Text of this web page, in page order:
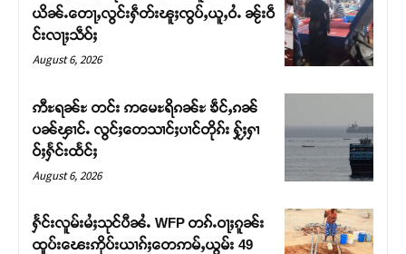
Support SHAN
ယိၼ်ႉတေႃႇလွင်းႁဵတ်းၽူႈၸွပ်ႇယူႇဝႆႉ ၼႂ်းဝဵ
င်းလႃႈသဵဝ်ႈ
August 6, 2026
ဢီႊရၼ်ႊ တင်း ဢမေႊရိၵၼ်ႊ ၶဵင်ႇၵၼ်
ပၼ်ၾၢင်ႉ လွင်ႈတေသၢင်ႈပၢင်တိုၵ်း ႁႂ်ႈႁၢ
ဝ်ႈႁႅင်းထႅင်ႈ
August 6, 2026
ႁႅင်းလူမ်းမႆႈသုင်ပီၼႆႉ WFP တၵ်ႉဝႃႈၵူၼ်း
ထူပ်းၽေးဢိုပ်းယၢၵ်ႈတေဢမ်ႇယွမ်း 49